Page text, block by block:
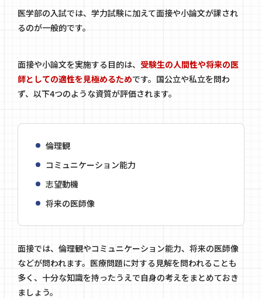
医学部の入試では、学力試験に加えて面接や小論文が課され
るのが一般的です。
面接や小論文を実施する目的は、 受験生の人間性や将来の医
師としての適性を見極めるためです。国公立や私立を問わ
ず、以下4つのような資質が評価されます。
倫理観
コミュニケーション能力
志望動機
将来の医師像
面接では、倫理観やコミュニケーション能力、将来の医師像
などが問われます。医療問題に対する見解を問われることも
多く、十分な知識を持ったうえで自身の考えをまとめておき
ましょう。